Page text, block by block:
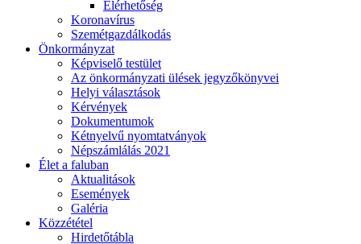
Elérhetőség
Koronavírus
Szemétgazdálkodás
Önkormányzat
Képviselő testület
Az önkormányzati ülések jegyzőkönyvei
Helyi választások
Kérvények
Dokumentumok
Kétnyelvű nyomtatványok
Népszámlálás 2021
Élet a faluban
Aktualitások
Események
Galéria
Közzététel
Hirdetőtábla